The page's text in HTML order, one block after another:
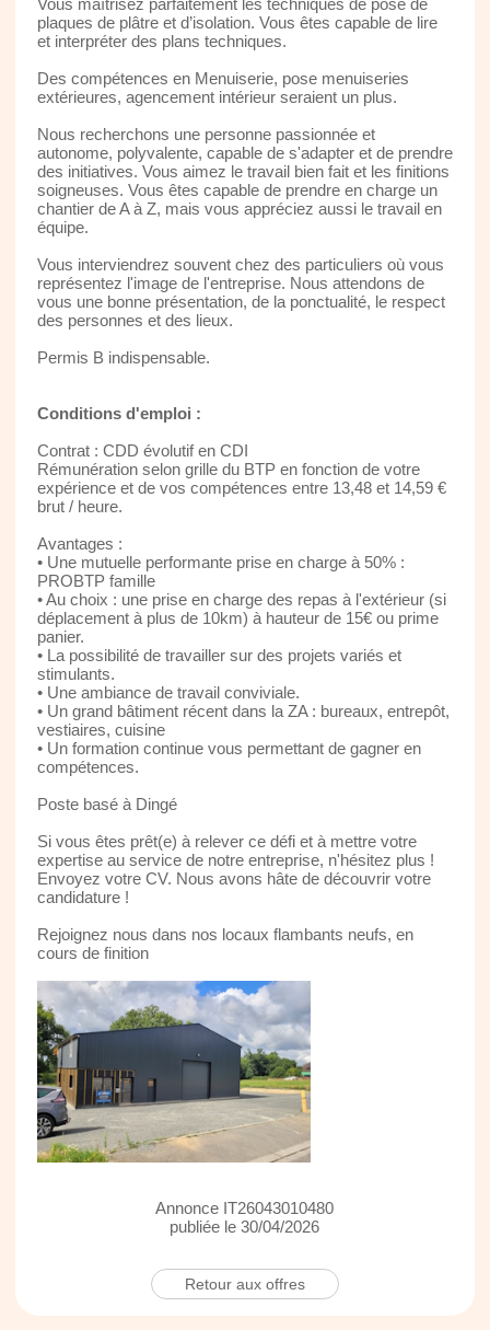
plaques de plâtre et d’isolation. Vous êtes capable de lire
et interpréter des plans techniques.
Des compétences en Menuiserie, pose menuiseries
extérieures, agencement intérieur seraient un plus.
Nous recherchons une personne passionnée et
autonome, polyvalente, capable de s'adapter et de prendre
des initiatives. Vous aimez le travail bien fait et les finitions
soigneuses. Vous êtes capable de prendre en charge un
chantier de A à Z, mais vous appréciez aussi le travail en
équipe.
Vous interviendrez souvent chez des particuliers où vous
représentez l'image de l'entreprise. Nous attendons de
vous une bonne présentation, de la ponctualité, le respect
des personnes et des lieux.
Permis B indispensable.
Conditions d'emploi :
Contrat : CDD évolutif en CDI
Rémunération selon grille du BTP en fonction de votre
expérience et de vos compétences entre 13,48 et 14,59 €
brut / heure.
Avantages :
• Une mutuelle performante prise en charge à 50% :
PROBTP famille
• Au choix : une prise en charge des repas à l'extérieur (si
déplacement à plus de 10km) à hauteur de 15€ ou prime
panier.
• La possibilité de travailler sur des projets variés et
stimulants.
• Une ambiance de travail conviviale.
• Un grand bâtiment récent dans la ZA : bureaux, entrepôt,
vestiaires, cuisine
• Un formation continue vous permettant de gagner en
compétences.
Poste basé à Dingé
Si vous êtes prêt(e) à relever ce défi et à mettre votre
expertise au service de notre entreprise, n'hésitez plus !
Envoyez votre CV. Nous avons hâte de découvrir votre
candidature !
Rejoignez nous dans nos locaux flambants neufs, en
cours de finition
Annonce IT26043010480
publiée le 30/04/2026
Retour aux offres